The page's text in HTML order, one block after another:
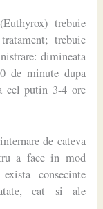
trebuie
trebuie
dimineata
de minute dupa
cel putin 3-4 ore
de cateva
a face in mod
consecinte
cat si ale